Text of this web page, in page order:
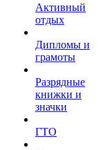
Активный
отдых
Дипломы и
грамоты
Разрядные
книжки и
значки
ГТО